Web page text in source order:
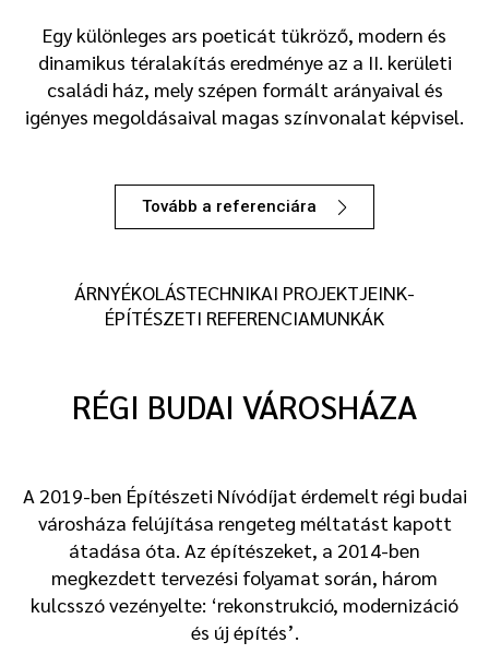
Egy különleges ars poeticát tükröző, modern és
dinamikus téralakítás eredménye az a II. kerületi
családi ház, mely szépen formált arányaival és
igényes megoldásaival magas színvonalat képvisel.
Tovább a referenciára
ÁRNYÉKOLÁSTECHNIKAI PROJEKTJEINK-
ÉPÍTÉSZETI REFERENCIAMUNKÁK
RÉGI BUDAI VÁROSHÁZA
A 2019-ben Építészeti Nívódíjat érdemelt régi budai
városháza felújítása rengeteg méltatást kapott
átadása óta. Az építészeket, a 2014-ben
megkezdett tervezési folyamat során, három
kulcsszó vezényelte: ‘rekonstrukció, modernizáció
és új építés’.